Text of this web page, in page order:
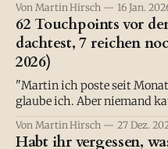
verschieben, sondern einreißen.
ist wasserdicht, eure
Von Martin Hirsch 16 Jan.
62 Touchpoints vor
dachtest, 7 reichen
2026)
"Martin ich poste seit
glaube ich. Aber niemand kauft." Ich fragte: "Wie
hast, dass sie kaufen?" "Keine Ahnung. Fünf Mal? Zehn?"
Von Martin Hirsch 27 Dez.
Habt ihr vergessen,